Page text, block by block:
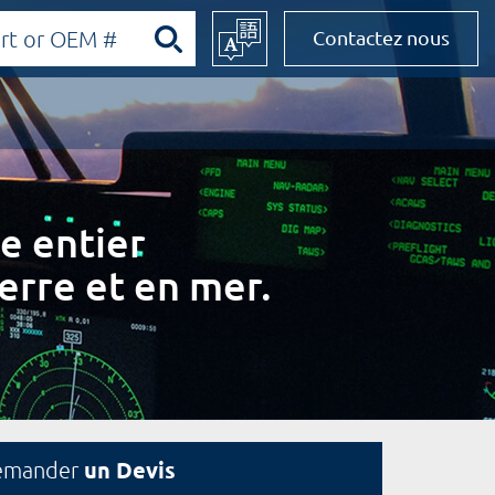
Contactez nous
entier
et en mer.
un Devis